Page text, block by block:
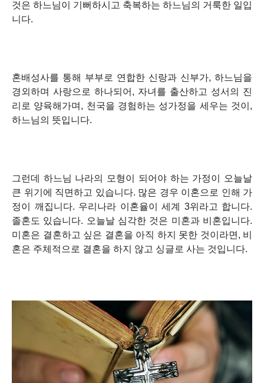
것은 하느님이 기뻐하시고 축복하는 하느님의 거룩한 일입
니다.
혼배성사를 통해 부부로 연합한 신랑과 신부가, 하느님을
경외하며 사랑으로 하나되어, 자녀를 출산하고 성서의 진
리로 양육해가며, 천국을 경험하는 성가정을 세우는 것이,
하느님의 뜻입니다.
그런데 하느님 나라의 모형이 되어야 하는 가정이 오늘날
큰 위기에 직면하고 있습니다. 많은 경우 이혼으로 인해 가
정이 깨집니다. 우리나라 이혼율이 세계 3위라고 합니다.
졸혼도 있습니다. 오늘날 심각한 것은 미혼과 비혼입니다.
미혼은 결혼하고 싶은 결혼을 아직 하지 못한 것이라면, 비
혼은 주체적으로 결혼을 하지 않고 싱글로 사는 것입니다.